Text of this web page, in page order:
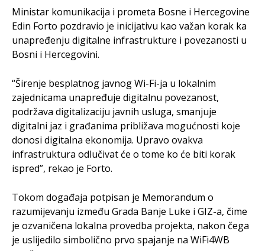
Ministar komunikacija i prometa Bosne i Hercegovine
Edin Forto pozdravio je inicijativu kao važan korak ka
unapređenju digitalne infrastrukture i povezanosti u
Bosni i Hercegovini.
“Širenje besplatnog javnog Wi-Fi-ja u lokalnim
zajednicama unapređuje digitalnu povezanost,
podržava digitalizaciju javnih usluga, smanjuje
digitalni jaz i građanima približava mogućnosti koje
donosi digitalna ekonomija. Upravo ovakva
infrastruktura odlučivat će o tome ko će biti korak
ispred”, rekao je Forto.
Tokom događaja potpisan je Memorandum o
razumijevanju između Grada Banje Luke i GIZ-a, čime
je ozvaničena lokalna provedba projekta, nakon čega
je uslijedilo simbolično prvo spajanje na WiFi4WB